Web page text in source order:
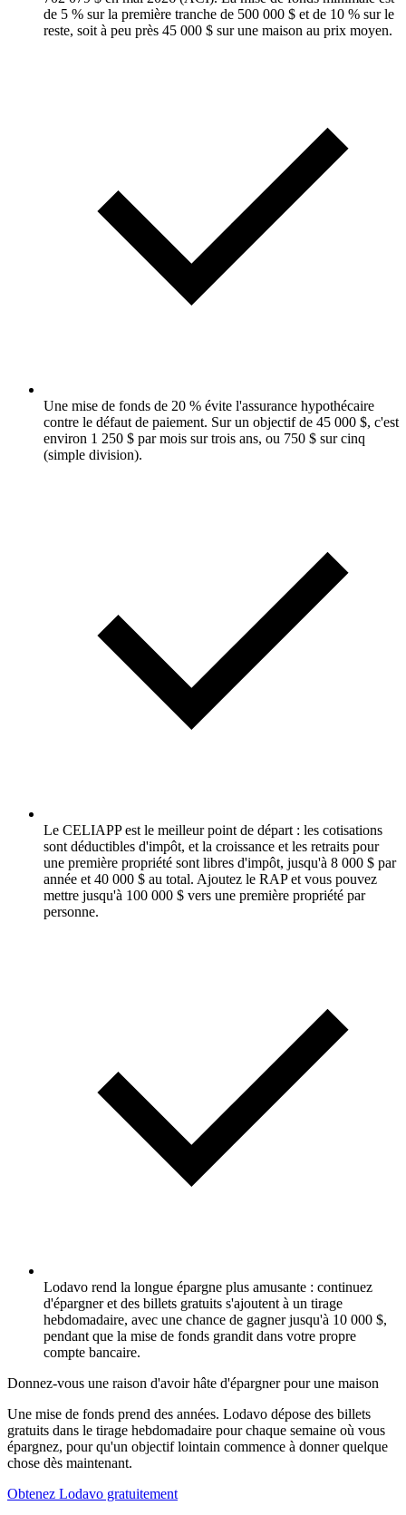
de 5 % sur la première tranche de 500 000 $ et de 10 % sur le
reste, soit à peu près 45 000 $ sur une maison au prix moyen.
Une mise de fonds de 20 % évite l'assurance hypothécaire
contre le défaut de paiement. Sur un objectif de 45 000 $, c'est
environ 1 250 $ par mois sur trois ans, ou 750 $ sur cinq
(simple division).
Le CELIAPP est le meilleur point de départ : les cotisations
sont déductibles d'impôt, et la croissance et les retraits pour
une première propriété sont libres d'impôt, jusqu'à 8 000 $ par
année et 40 000 $ au total. Ajoutez le RAP et vous pouvez
mettre jusqu'à 100 000 $ vers une première propriété par
personne.
Lodavo rend la longue épargne plus amusante : continuez
d'épargner et des billets gratuits s'ajoutent à un tirage
hebdomadaire, avec une chance de gagner jusqu'à 10 000 $,
pendant que la mise de fonds grandit dans votre propre
compte bancaire.
Donnez-vous une raison d'avoir hâte d'épargner pour une maison
Une mise de fonds prend des années. Lodavo dépose des billets
gratuits dans le tirage hebdomadaire pour chaque semaine où vous
épargnez, pour qu'un objectif lointain commence à donner quelque
chose dès maintenant.
Obtenez Lodavo gratuitement